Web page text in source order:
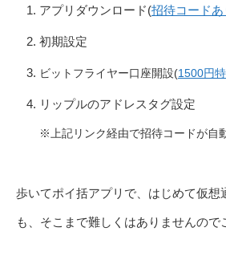
アプリダウンロード(招待コードあ
初期設定
ビットフライヤー口座開設(1500円
リップルのアドレスタグ設定
※上記リンク経由で招待コードが自
歩いてポイ括アプリで、はじめて仮想
も、そこまで難しくはありませんので